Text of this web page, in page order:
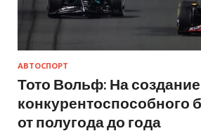
АВТОСПОРТ
Тото Вольф: На создание
конкурентоспособного
от полугода до года